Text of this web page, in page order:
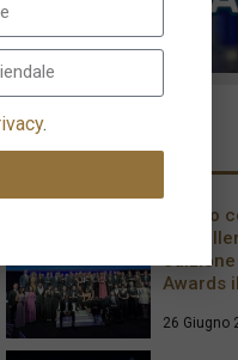
I più recenti
Milano
edizione
Awards
26 Giugno
.